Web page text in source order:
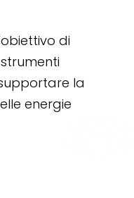
di
la
energie